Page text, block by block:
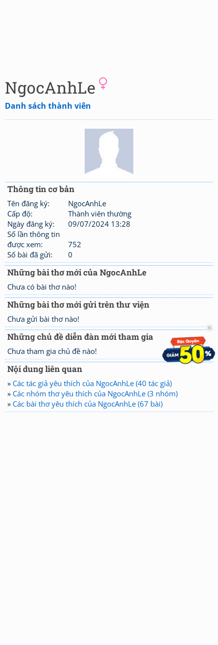
NgocAnhLe
Danh sách thành viên
Thông tin cơ bản
Tên đăng ký:
NgocAnhLe
Cấp độ:
Thành viên thường
Ngày đăng ký:
09/07/2024 13:28
Số lần thông tin
được xem:
752
Số bài đã gửi:
0
Những bài thơ mới của NgocAnhLe
Chưa có bài thơ nào!
Những bài thơ mới gửi trên thư viện
Chưa gửi bài thơ nào!
Những chủ đề diễn đàn mới tham gia
Chưa tham gia chủ đề nào!
Nội dung liên quan
» Các tác giả yêu thích của NgocAnhLe (40 tác giả)
» Các nhóm thơ yêu thích của NgocAnhLe (3 nhóm)
» Các bài thơ yêu thích của NgocAnhLe (67 bài)